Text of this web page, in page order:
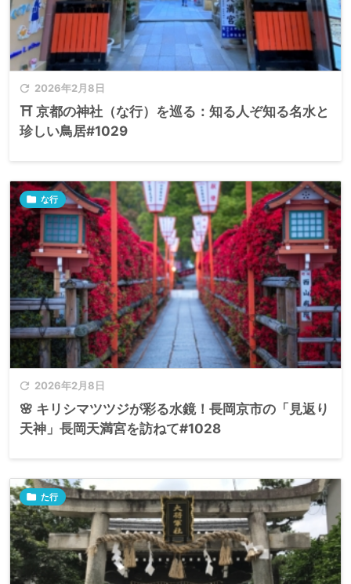
 2026年2月8日
⛩️ 京都の神社（な行）を巡る：知る人ぞ知る名水と
珍しい鳥居#1029
 2026年2月8日
 な行
🌸 キリシマツツジが彩る水鏡！長岡京市の「見返り
天神」長岡天満宮を訪ねて#1028
 た行